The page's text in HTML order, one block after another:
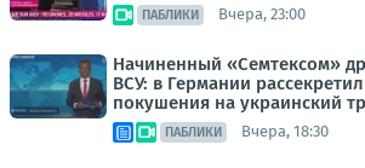
ПАБЛИКИ Вчера, 23:00
Начиненный «Семтексом»
ВСУ: в Германии
покушения на украинский
ПАБЛИКИ Вчера, 18:30